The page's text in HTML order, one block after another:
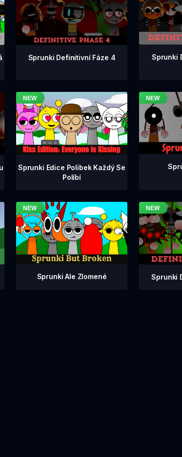
Sprunki Definitivní Fáze 4 Sprunki
Sprunki Edice Polibek Každý Se
Políbí
Sprunki Ale Zlomené Sprunki